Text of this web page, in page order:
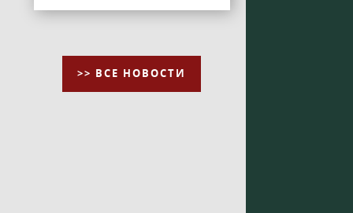
>> ВСЕ НОВОСТИ